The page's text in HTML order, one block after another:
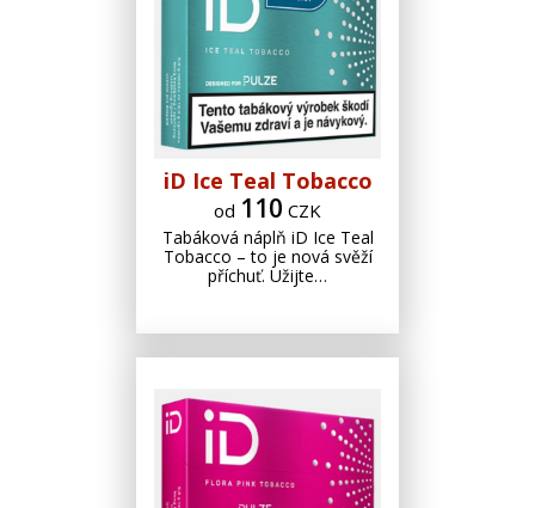
iD Ice Teal Tobacco
od 110 CZK
Tabáková náplň iD Ice Teal
Tobacco – to je nová svěží
příchuť. Užijte…